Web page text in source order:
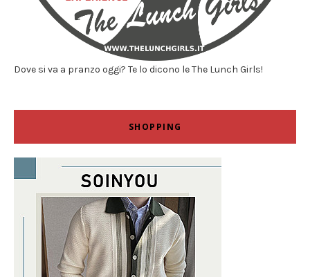
Dove si va a pranzo oggi? Te lo dicono le The Lunch Girls!
SHOPPING